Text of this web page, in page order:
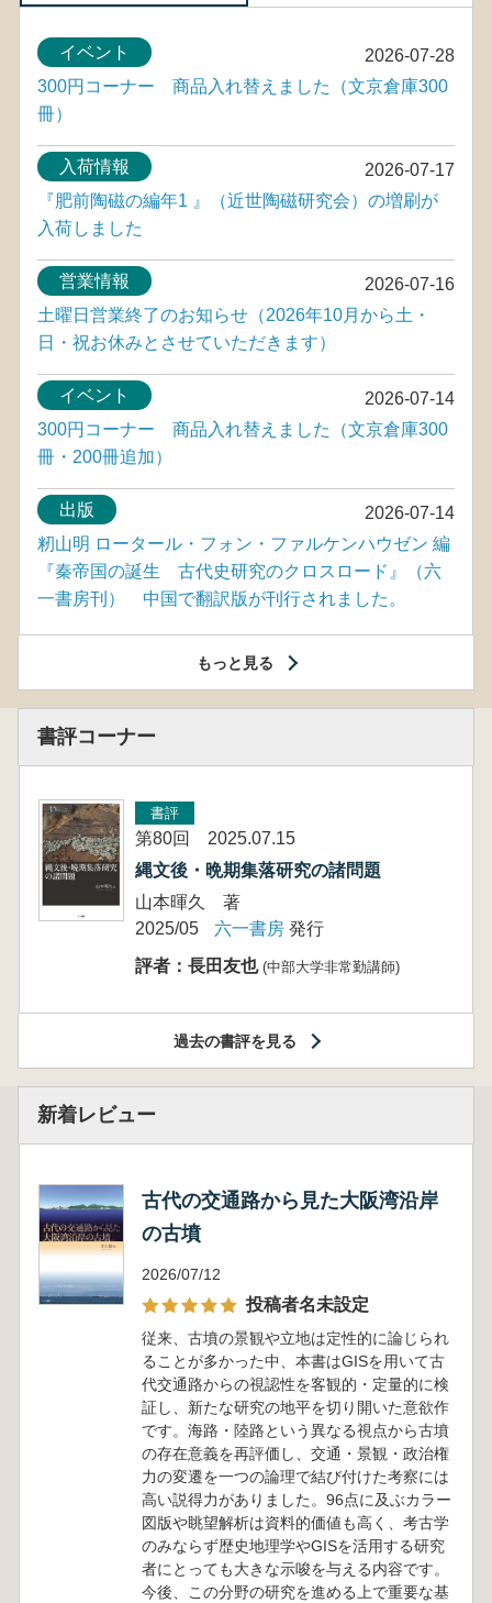
2026-07-28
イベント
300円コーナー 商品入れ替えました（文京倉庫300
冊）
2026-07-17
入荷情報
『肥前陶磁の編年1 』（近世陶磁研究会）の増刷が
入荷しました
2026-07-16
営業情報
土曜日営業終了のお知らせ（2026年10月から土・
日・祝お休みとさせていただきます）
2026-07-14
イベント
300円コーナー 商品入れ替えました（文京倉庫300
冊・200冊追加）
2026-07-14
出版
籾山明 ロータール・フォン・ファルケンハウゼン 編
『秦帝国の誕生 古代史研究のクロスロード』（六
一書房刊） 中国で翻訳版が刊行されました。
もっと見る
書評コーナー
書評
第80回 2025.07.15
縄文後・晩期集落研究の諸問題
山本暉久 著
2025/05
六一書房 発行
評者：長田友也 (中部大学非常勤講師)
過去の書評を見る
新着レビュー
古代の交通路から見た大阪湾沿岸
の古墳
2026/07/12
投稿者名未設定
従来、古墳の景観や立地は定性的に論じられ
ることが多かった中、本書はGISを用いて古
代交通路からの視認性を客観的・定量的に検
証し、新たな研究の地平を切り開いた意欲作
です。海路・陸路という異なる視点から古墳
の存在意義を再評価し、交通・景観・政治権
力の変遷を一つの論理で結び付けた考察には
高い説得力がありました。96点に及ぶカラー
図版や眺望解析は資料的価値も高く、考古学
のみならず歴史地理学やGISを活用する研究
者にとっても大きな示唆を与える内容です。
今後、この分野の研究を進める上で重要な基